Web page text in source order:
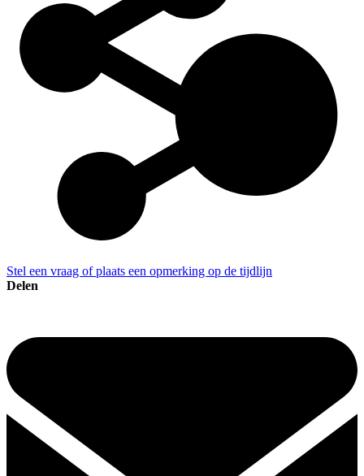
Stel een vraag of plaats een opmerking op de tijdlijn
Delen